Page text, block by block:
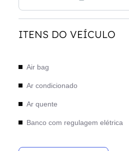
ITENS DO VEÍCULO
Air bag
Ar condicionado
Ar quente
Banco com regulagem elétrica